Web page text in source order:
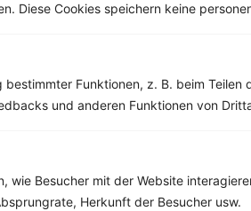
Diese Cookies speichern keine
Funktionen, z. B. beim Teilen
und anderen Funktionen von
Besucher mit der Website
Herkunft der Besucher usw.
Rezepte
Auflauf mit Tofu, Kartoffeln, Feta, Paprika, Tomaten und Zucchini